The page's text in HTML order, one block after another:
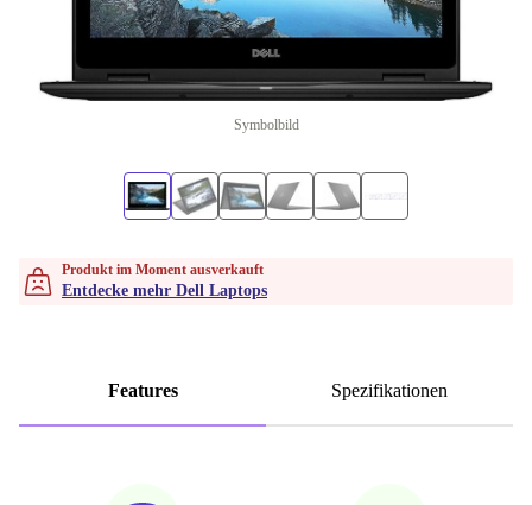
Symbolbild
Produkt im Moment ausverkauft
Entdecke mehr Dell Laptops
Features Spezifikationen